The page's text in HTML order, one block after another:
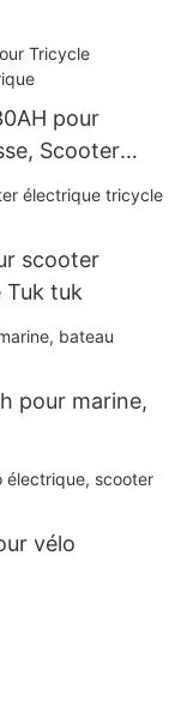
pour
Scooter
scooter
Tuk tuk
pour marine,
vélo